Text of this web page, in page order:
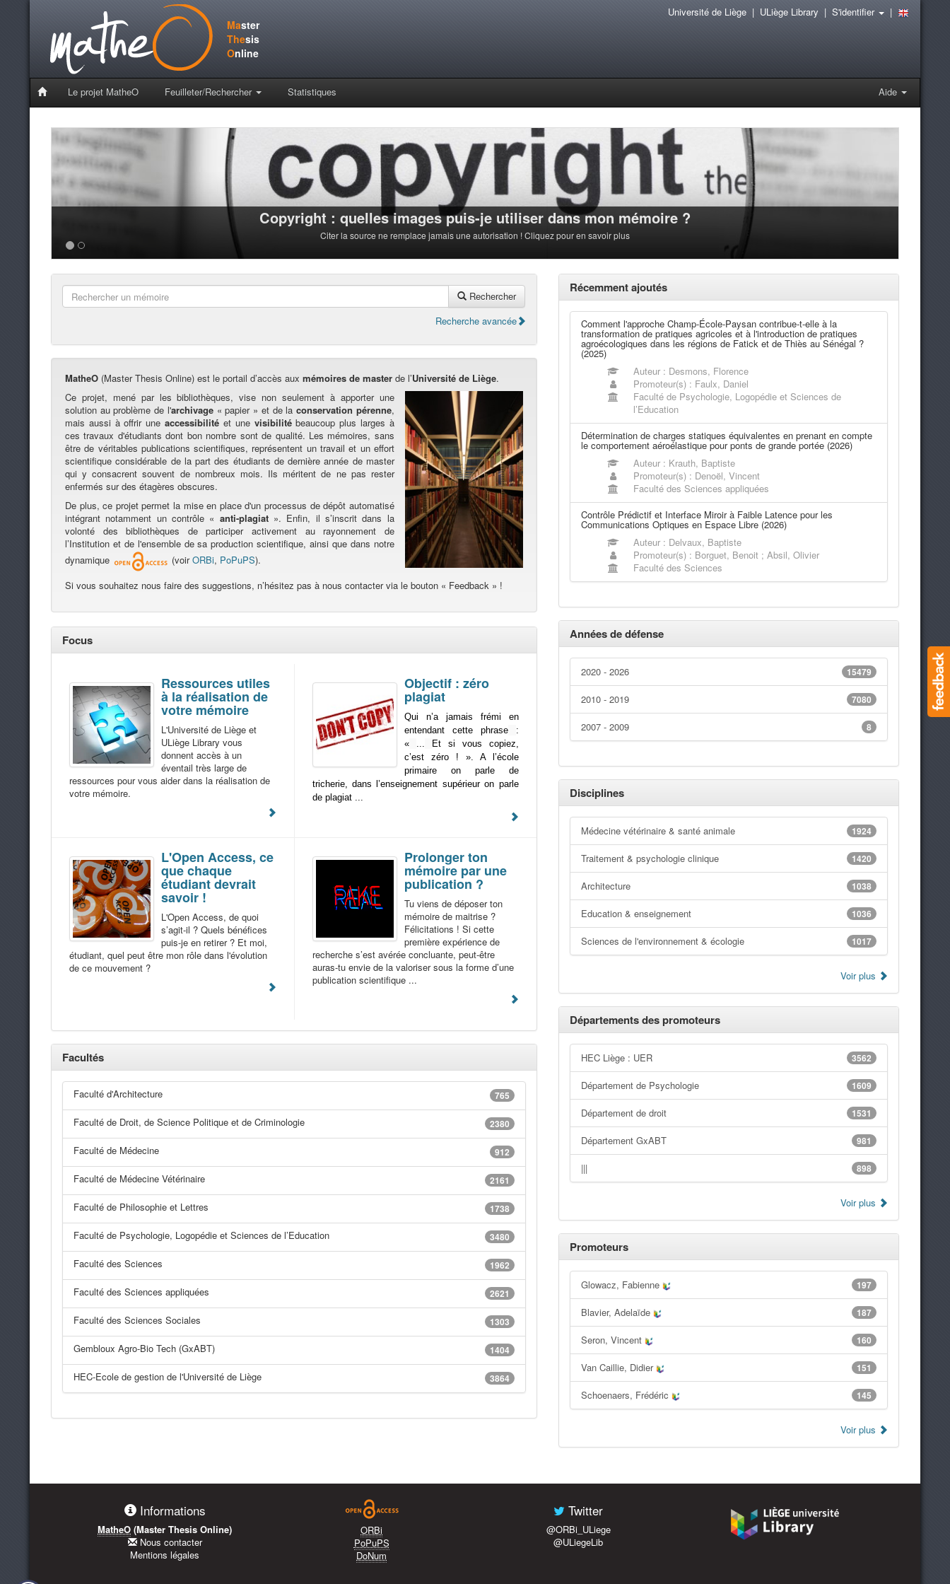
Master
Thesis
Online
Le projet MatheO Feuilleter/Rechercher Statistiques Aide
Université de Liège| ULiège Library | S'identifier |
Copyright : quelles images puis-je utiliser dans mon mémoire ?
Citer la source ne remplace jamais une autorisation ! Cliquez pour en savoir plus
Rechercher
Recherche avancée
MatheO (Master Thesis Online) est le portail d’accès aux mémoires de master de l’Université de Liège.
Ce projet, mené par les bibliothèques, vise non seulement à apporter une
solution au problème de l'archivage« papier » et de laconservation pérenne,
mais aussi à offrir uneaccessibilité et une visibilitébeaucoup plus larges à
ces travaux d'étudiants dont bon nombre sont de qualité. Les mémoires, sans
être de véritables publications scientifiques, représentent un travail et un effort
scientifique considérable de la part des étudiants de dernière année de master
qui y consacrent souvent de nombreux mois. Ils méritent de ne pas rester
enfermés sur des étagères obscures.
De plus, ce projet permet la mise en place d'un processus de dépôt automatisé
intégrant notamment un contrôle « anti-plagiat». Enfin, il s’inscrit dans la
volonté des bibliothèques de participer activement au rayonnement de
l’Institution et de l'ensemble de sa production scientifique, ainsi que dans notre
dynamique
(voirORBi, PoPuPS).
Si vous souhaitez nous faire des suggestions, n’hésitez pas à nous contacter via le bouton « Feedback » !
Focus
Ressources utiles
à la réalisation de
votre mémoire
L'Université de Liège et
ULiège Library vous
donnent accès à un
éventail très large de
ressources pour vous aider dans la réalisation de
votre mémoire.
Objectif : zéro
plagiat
Qui n’a jamais frémi en
entendant cette phrase
:
«
...
Et si vous copiez,
c’est zéro ! ». A l’école
primaire on parle de
tricherie, dans l’enseignement supérieur on parle
de plagiat ...
L'Open Access, ce
que chaque
étudiant devrait
savoir !
L'Open Access, de quoi
s’agit-il ? Quels bénéfices
puis-je en retirer ? Et moi,
étudiant, quel peut être mon rôle dans l'évolution
de ce mouvement ?
Prolonger ton
mémoire par une
publication ?
Tu viens de déposer ton
mémoire de maitrise ?
Félicitations ! Si cette
première expérience de
recherche s’est avérée concluante, peut-être
auras-tu envie de la valoriser sous la forme d’une
publication scientifique ...
Facultés
Faculté d'Architecture 765
Faculté de Droit, de Science Politique et de Criminologie 2380
Faculté de Médecine 912
Faculté de Médecine Vétérinaire 2161
Faculté de Philosophie et Lettres 1738
Faculté de Psychologie, Logopédie et Sciences de l’Education 3480
Faculté des Sciences 1962
Faculté des Sciences appliquées 2621
Faculté des Sciences Sociales 1303
Gembloux Agro-Bio Tech (GxABT) 1404
HEC-Ecole de gestion de l'Université de Liège 3864
Récemment ajoutés
Comment l'approche Champ-École-Paysan contribue-t-elle à la
transformation de pratiques agricoles et à l'introduction de pratiques
agroécologiques dans les régions de Fatick et de Thiès au Sénégal ?
(2025)
Auteur : Desmons, Florence
Promoteur(s) : Faulx, Daniel
Faculté de Psychologie, Logopédie et Sciences de
l’Education
Détermination de charges statiques équivalentes en prenant en compte
le comportement aéroélastique pour ponts de grande portée (2026)
Auteur : Krauth, Baptiste
Promoteur(s) : Denoël, Vincent
Faculté des Sciences appliquées
Contrôle Prédictif et Interface Miroir à Faible Latence pour les
Communications Optiques en Espace Libre (2026)
Auteur : Delvaux, Baptiste
Promoteur(s) : Borguet, Benoit ; Absil, Olivier
Faculté des Sciences
Années de défense
15479
2020 - 2026
7080
2010 - 2019
8
2007 - 2009
Disciplines
1924
Médecine vétérinaire & santé animale
1420
Traitement & psychologie clinique
1038
Architecture
1036
Education & enseignement
1017
Sciences de l'environnement & écologie
Voir plus
Départements des promoteurs
3562
HEC Liège : UER
1609
Département de Psychologie
1531
Département de droit
981
Département GxABT
898
|||
Voir plus
Promoteurs
197
Glowacz, Fabienne
187
Blavier, Adelaïde
160
Seron, Vincent
151
Van Caillie, Didier
145
Schoenaers, Frédéric
Voir plus
Informations
MatheO (Master Thesis Online)
Nous contacter
Mentions légales
ORBi
PoPuPS
DoNum
Twitter
@ORBi_ULiege
@ULiegeLib